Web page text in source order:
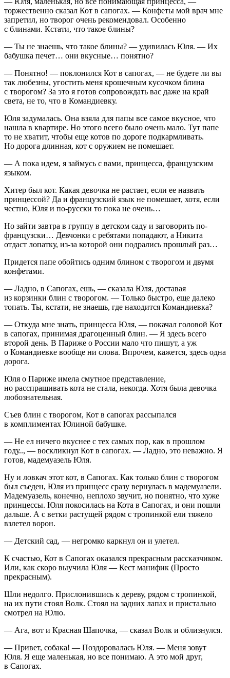
торжественно сказал Кот в сапогах. — Конфеты мой врач мне
запретил, но творог очень рекомендовал. Особенно
с блинами. Кстати, что такое блины?
— Ты не знаешь, что такое блины? — удивилась Юля. — Их
бабушка печет… они вкусные… понятно?
— Понятно! — поклонился Кот в сапогах, — не будете ли вы
так любезны, угостить меня крошечным кусочком блина
с творогом? За это я готов сопровождать вас даже на край
света, не то, что в Командиевку.
Юля задумалась. Она взяла для папы все самое вкусное, что
нашла в квартире. Но этого всего было очень мало. Тут папе
то не хватит, чтобы еще котов по дороге подкармливать.
Но дорога длинная, кот с оружием не помешает.
— А пока идем, я займусь с вами, принцесса, французским
языком.
Хитер был кот. Какая девочка не растает, если ее назвать
принцессой? Да и французский язык не помешает, хотя, если
честно, Юля и по-русски то пока не очень…
Но зайти завтра в группу в детском саду и заговорить по-
французски… Девчонки с ребятами попадают, а Никита
отдаст лопатку, из-за которой они подрались прошлый раз…
Придется папе обойтись одним блином с творогом и двумя
конфетами.
— Ладно, в Сапогах, ешь, — сказала Юля, доставая
из корзинки блин с творогом. — Только быстро, еще далеко
топать. Ты, кстати, не знаешь, где находится Командиевка?
— Откуда мне знать, принцесса Юля, — покачал головой Кот
в сапогах, принимая драгоценный блин. — Я здесь всего
второй день. В Париже о России мало что пишут, а уж
о Командиевке вообще ни слова. Впрочем, кажется, здесь одна
дорога.
Юля о Париже имела смутное представление,
но расспрашивать кота не стала, некогда. Хотя была девочка
любознательная.
Съев блин с творогом, Кот в сапогах рассыпался
в комплиментах Юлиной бабушке.
— Не ел ничего вкуснее с тех самых пор, как в прошлом
году.., — воскликнул Кот в сапогах. — Ладно, это неважно. Я
готов, мадемуазель Юля.
Ну и ловкач этот кот, в Сапогах. Как только блин с творогом
был съеден, Юля из принцесс сразу вернулась в мадемуазели.
Мадемуазель, конечно, неплохо звучит, но понятно, что хуже
принцессы. Юля покосилась на Кота в Сапогах, и они пошли
дальше. А с ветки растущей рядом с тропинкой ели тяжело
взлетел ворон.
— Детский сад, — негромко каркнул он и улетел.
К счастью, Кот в Сапогах оказался прекрасным рассказчиком.
Или, как скоро выучила Юля — Кест манифик (Просто
прекрасным).
Шли недолго. Прислонившись к дереву, рядом с тропинкой,
на их пути стоял Волк. Стоял на задних лапах и пристально
смотрел на Юлю.
— Ага, вот и Красная Шапочка, — сказал Волк и облизнулся.
— Привет, собака! — Поздоровалась Юля. — Меня зовут
Юля. Я еще маленькая, но все понимаю. А это мой друг,
в Сапогах.